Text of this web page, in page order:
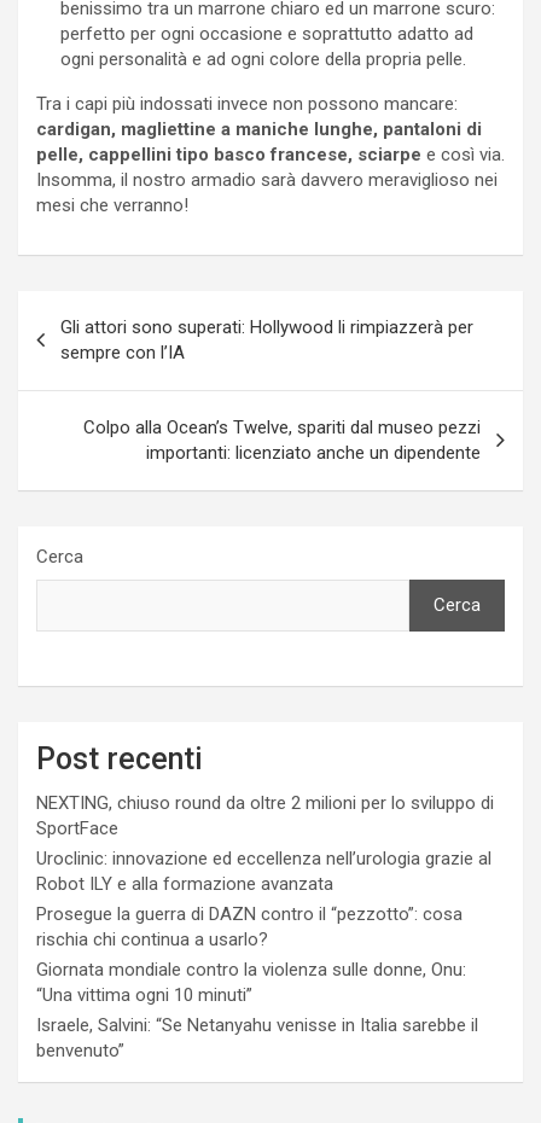
benissimo tra un marrone chiaro ed un marrone scuro:
perfetto per ogni occasione e soprattutto adatto ad
ogni personalità e ad ogni colore della propria pelle.
Tra i capi più indossati invece non possono mancare:
cardigan, magliettine a maniche lunghe, pantaloni di
pelle, cappellini tipo basco francese, sciarpe e così via.
Insomma, il nostro armadio sarà davvero meraviglioso nei
mesi che verranno!
articoli
Gli attori sono superati: Hollywood li rimpiazzerà per
sempre con l’IA
Colpo alla Ocean’s Twelve, spariti dal museo pezzi
importanti: licenziato anche un dipendente
Cerca
Cerca
Post recenti
NEXTING, chiuso round da oltre 2 milioni per lo sviluppo di
SportFace
Uroclinic: innovazione ed eccellenza nell’urologia grazie al
Robot ILY e alla formazione avanzata
Prosegue la guerra di DAZN contro il “pezzotto”: cosa
rischia chi continua a usarlo?
Giornata mondiale contro la violenza sulle donne, Onu:
“Una vittima ogni 10 minuti”
Israele, Salvini: “Se Netanyahu venisse in Italia sarebbe il
benvenuto”